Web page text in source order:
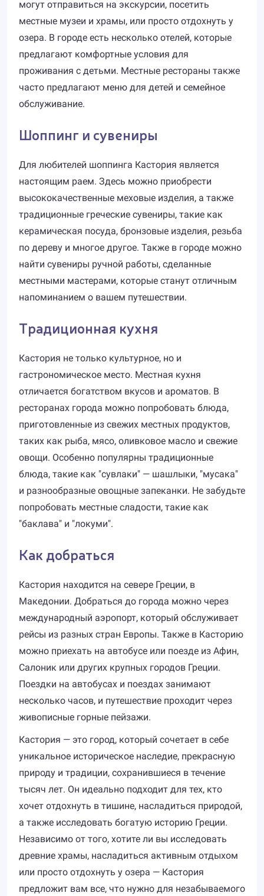
могут отправиться на экскурсии, посетить
местные музеи и храмы, или просто отдохнуть у
озера. В городе есть несколько отелей, которые
предлагают комфортные условия для
проживания с детьми. Местные рестораны также
часто предлагают меню для детей и семейное
обслуживание.
Шоппинг и сувениры
Для любителей шоппинга Кастория является
настоящим раем. Здесь можно приобрести
высококачественные меховые изделия, а также
традиционные греческие сувениры, такие как
керамическая посуда, бронзовые изделия, резьба
по дереву и многое другое. Также в городе можно
найти сувениры ручной работы, сделанные
местными мастерами, которые станут отличным
напоминанием о вашем путешествии.
Традиционная кухня
Кастория не только культурное, но и
гастрономическое место. Местная кухня
отличается богатством вкусов и ароматов. В
ресторанах города можно попробовать блюда,
приготовленные из свежих местных продуктов,
таких как рыба, мясо, оливковое масло и свежие
овощи. Особенно популярны традиционные
блюда, такие как "сувлаки" — шашлыки, "мусака"
и разнообразные овощные запеканки. Не забудьте
попробовать местные сладости, такие как
"баклава" и "локуми".
Как добраться
Кастория находится на севере Греции, в
Македонии. Добраться до города можно через
международный аэропорт, который обслуживает
рейсы из разных стран Европы. Также в Касторию
можно приехать на автобусе или поезде из Афин,
Салоник или других крупных городов Греции.
Поездки на автобусах и поездах занимают
несколько часов, и путешествие проходит через
живописные горные пейзажи.
Кастория — это город, который сочетает в себе
уникальное историческое наследие, прекрасную
природу и традиции, сохранившиеся в течение
тысяч лет. Он идеально подходит для тех, кто
хочет отдохнуть в тишине, насладиться природой,
а также исследовать богатую историю Греции.
Независимо от того, хотите ли вы исследовать
древние храмы, насладиться активным отдыхом
или просто отдохнуть у озера — Кастория
предложит вам все, что нужно для незабываемого